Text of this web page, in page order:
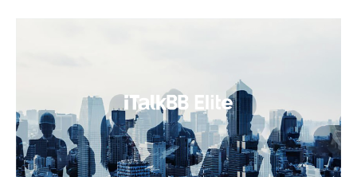
养老 非盈利组织